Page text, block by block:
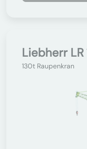
Liebherr LR
130t Raupenkran